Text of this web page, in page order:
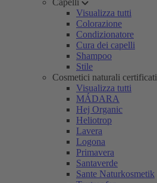
Capelli
Visualizza tutti
Colorazione
Condizionatore
Cura dei capelli
Shampoo
Stile
Cosmetici naturali certificati
Visualizza tutti
MÁDARA
Hej Organic
Heliotrop
Lavera
Logona
Primavera
Santaverde
Sante Naturkosmetik